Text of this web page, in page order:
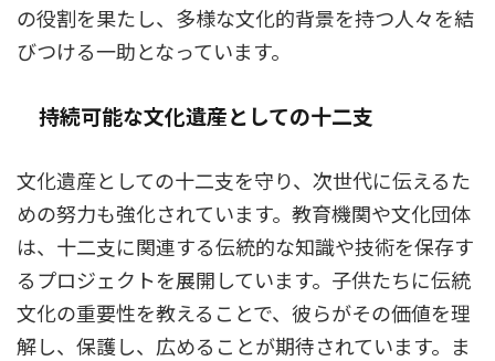
の役割を果たし、多様な文化的背景を持つ人々を結
びつける一助となっています。
持続可能な文化遺産としての十二支
文化遺産としての十二支を守り、次世代に伝えるた
めの努力も強化されています。教育機関や文化団体
は、十二支に関連する伝統的な知識や技術を保存す
るプロジェクトを展開しています。子供たちに伝統
文化の重要性を教えることで、彼らがその価値を理
解し、保護し、広めることが期待されています。ま